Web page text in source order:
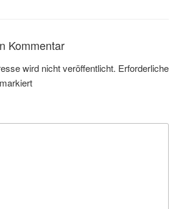
Kommentar
wird nicht veröffentlicht. Erforderliche
markiert